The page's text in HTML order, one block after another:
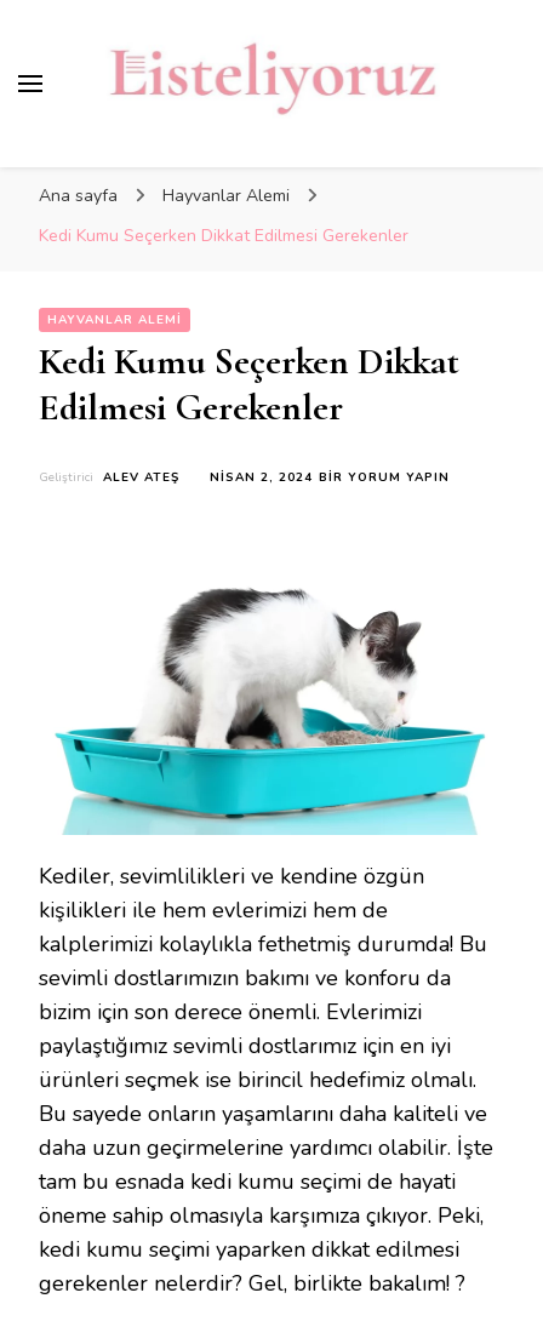
Ana sayfa
Hayvanlar Alemi
Kedi Kumu Seçerken Dikkat Edilmesi Gerekenler
HAYVANLAR ALEMI
Kedi Kumu Seçerken Dikkat
Edilmesi Gerekenler
Geliştirici ALEV ATEŞ NISAN 2, 2024 KEDI
BIR YORUM YAPIN
Kediler, sevimlilikleri ve kendine özgün
kişilikleri ile hem evlerimizi hem de
kalplerimizi kolaylıkla fethetmiş durumda! Bu
sevimli dostlarımızın bakımı ve konforu da
bizim için son derece önemli. Evlerimizi
paylaştığımız sevimli dostlarımız için en iyi
ürünleri seçmek ise birincil hedefimiz olmalı.
Bu sayede onların yaşamlarını daha kaliteli ve
daha uzun geçirmelerine yardımcı olabilir. İşte
tam bu esnada kedi kumu seçimi de hayati
öneme sahip olmasıyla karşımıza çıkıyor. Peki,
kedi kumu seçimi yaparken dikkat edilmesi
gerekenler nelerdir? Gel, birlikte bakalım! ?